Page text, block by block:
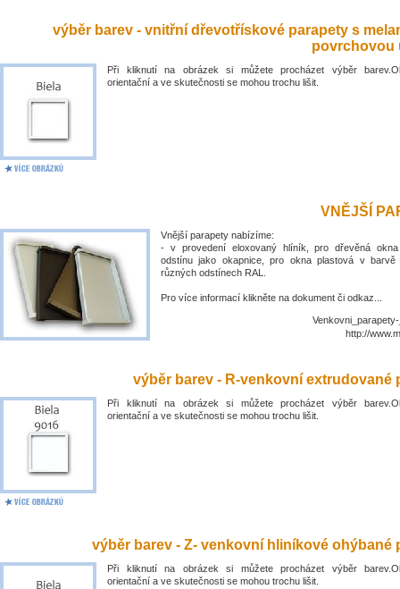
výběr barev - vnitřní dřevotřískové parapety s
povrchovou
Při kliknutí na obrázek si můžete procházet výběr
orientační a ve skutečnosti se mohou trochu lišit.
VNĚJŠÍ
Vnější parapety nabízíme:
- v provedení eloxovaný hlíník, pro dřevěná
odstínu jako okapnice, pro okna plastová v
různých odstínech RAL.
Pro více informací klikněte na dokument či odkaz...
http://
výběr barev - R-venkovní extrudované
Při kliknutí na obrázek si můžete procházet výběr
orientační a ve skutečnosti se mohou trochu lišit.
výběr barev - Z- venkovní hliníkové ohýbané
Při kliknutí na obrázek si můžete procházet výběr
orientační a ve skutečnosti se mohou trochu lišit.